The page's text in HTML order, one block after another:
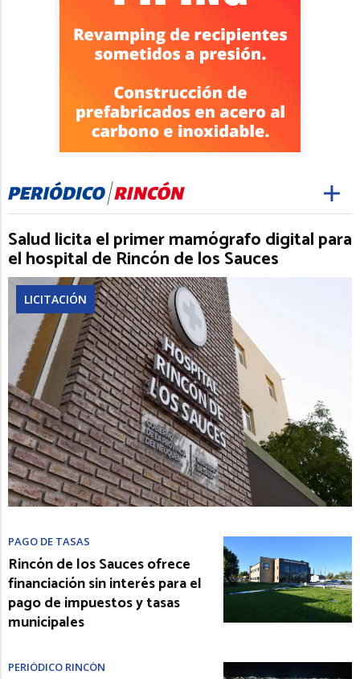
Salud licita el primer mamógrafo digital para
el hospital de Rincón de los Sauces
LICITACIÓN
PAGO DE TASAS
Rincón de los Sauces ofrece
financiación sin interés para el
pago de impuestos y tasas
municipales
PERIÓDICO RINCÓN